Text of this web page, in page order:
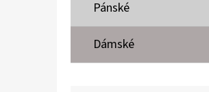
Pánské
Dámské
MUSTANG PÁSEK